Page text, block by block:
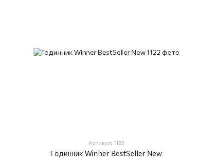
Артикул: 1122
Годинник Winner BestSeller New